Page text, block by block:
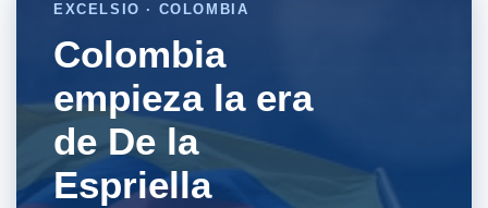
EXCELSIO · COLOMBIA
Colombia
empieza la era
de De la
Espriella